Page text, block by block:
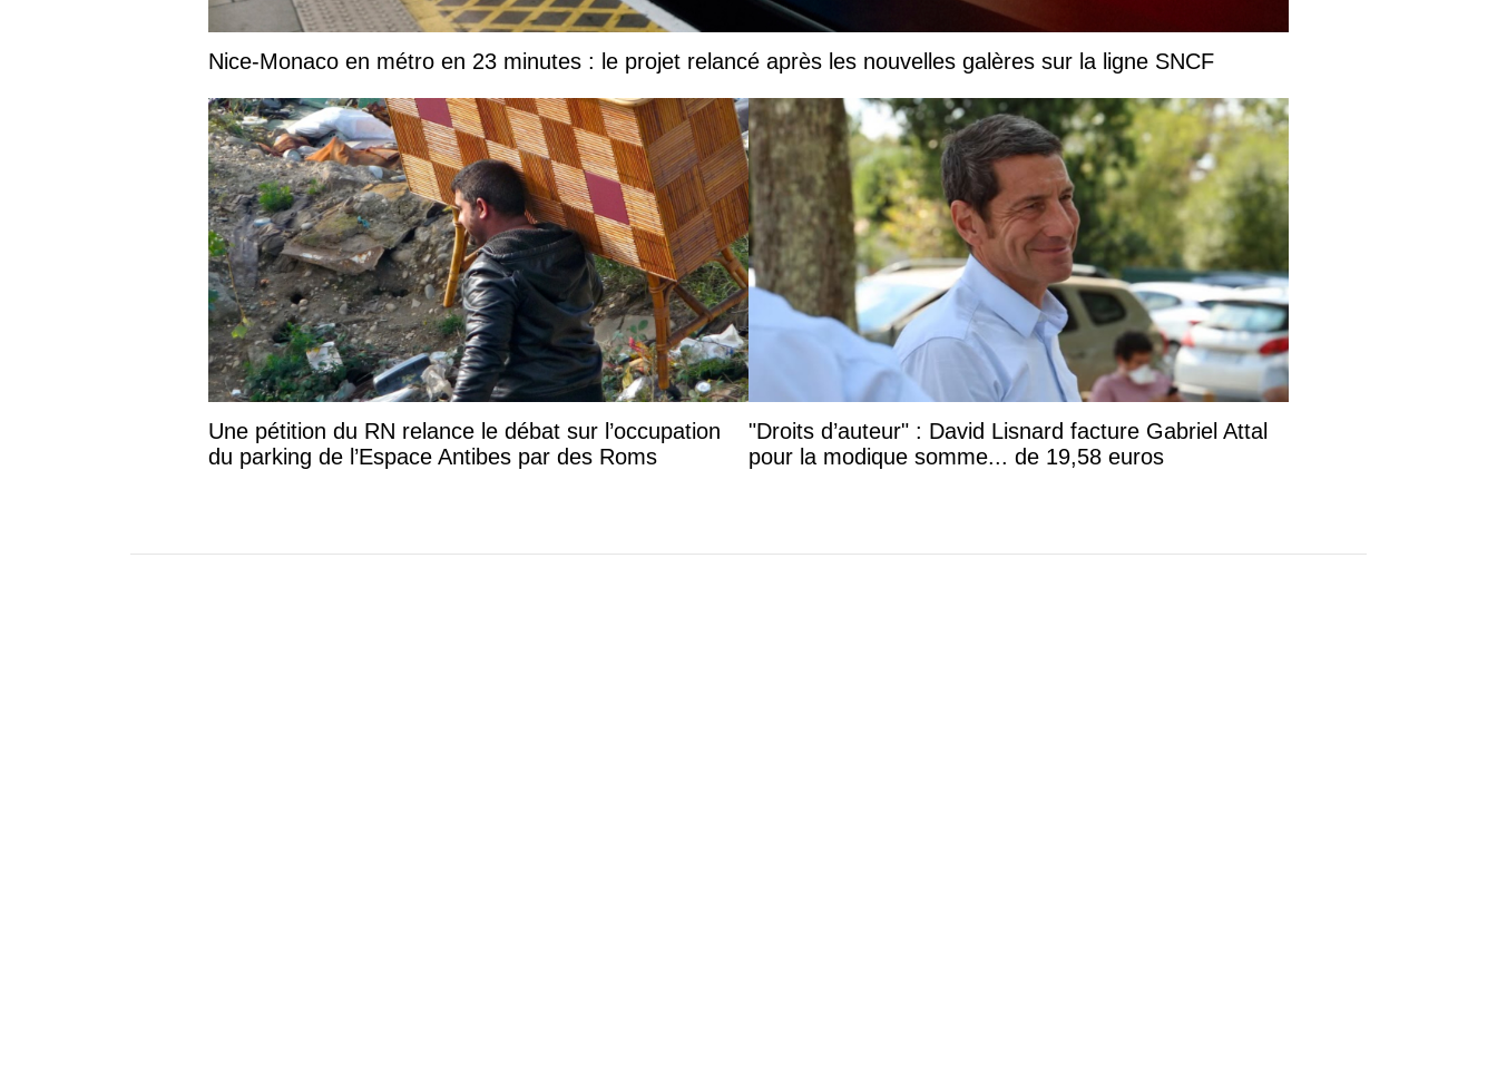
Nice-Monaco en métro en 23 minutes : le projet relancé après les nouvelles galères sur la ligne SNCF
Une pétition du RN relance le débat sur l’occupation
du parking de l’Espace Antibes par des Roms
"Droits d’auteur" : David Lisnard facture Gabriel Attal
pour la modique somme... de 19,58 euros